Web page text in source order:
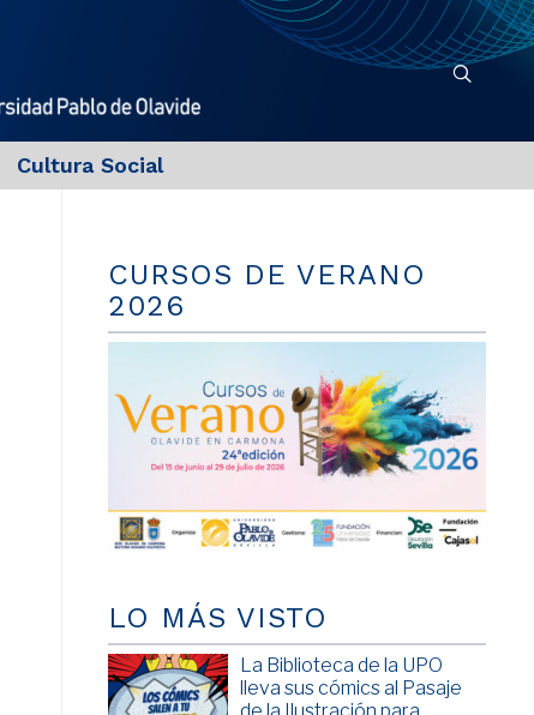
Cultura Social
CURSOS DE VERANO
2026
LO MÁS VISTO
La Biblioteca de la UPO
lleva sus cómics al Pasaje